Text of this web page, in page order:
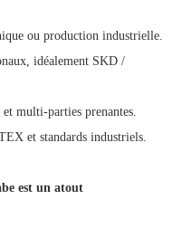
ou production industrielle.
idéalement SKD /
multi-parties prenantes.
et standards industriels.
est un atout